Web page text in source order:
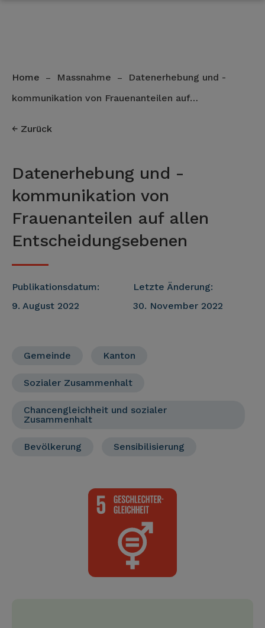
Home – Massnahme –
Datenerhebung und -
kommunikation von Frauenanteilen auf…
Zurück
Datenerhebung und -
kommunikation von
Frauenanteilen auf allen
Entscheidungsebenen
Publikationsdatum:
9. August 2022
Letzte Änderung:
30. November 2022
Gemeinde Kanton
Sozialer Zusammenhalt
Chancengleichheit und sozialer
Zusammenhalt
Bevölkerung Sensibilisierung